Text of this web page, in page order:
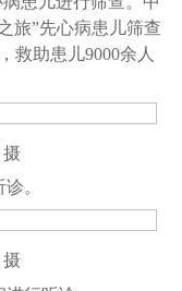
旅”先心病患儿筛查
救助患儿9000余人
摄
。
摄